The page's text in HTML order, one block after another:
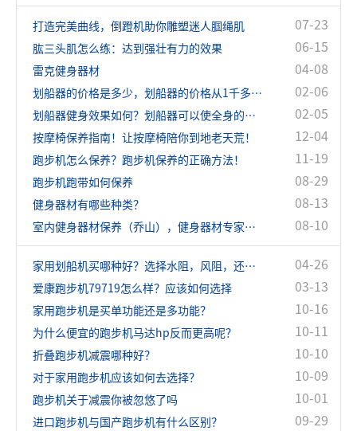
07-23
打造完美曲线，倒蹬机助你雕塑迷人腘绳肌
06-15
肱三头肌怎么练：达到强壮有力的效果
04-08
雷克健身器材
02-06
划船器的价格是多少，划船器的价格从1千多到几万的都有！
02-05
划船器健身效果如何？划船器可以使全身的肌肉都得到很好的锻炼
12-04
按摩椅保养指南！让按摩椅陪你到地老天荒！
11-19
跑步机怎么保养？跑步机保养的正确方法！
08-29
跑步机跑带如何保养
08-13
健身器材有哪些种类？
08-10
室内健身器材保养（乔山），健身器材专家指导
04-26
家用划船机买哪种好？选择水阻，风阻，还是磁阻？
03-13
爱康跑步机79719怎么样？应该如何选择
10-16
家用跑步机是买单功能还是多功能？
10-11
为什么便宜的跑步机马达hp反而更高呢？
10-10
折叠跑步机减震哪种好？
10-09
对于家用跑步机应该如何去选择？
10-01
跑步机关于减震你被忽悠了吗
09-29
进口跑步机与国产跑步机有什么区别？